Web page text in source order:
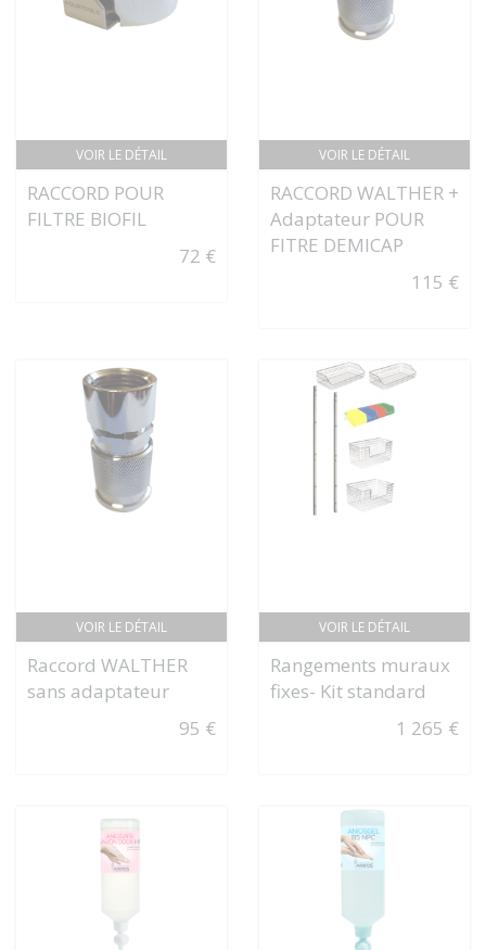
VOIR LE DÉTAIL
RACCORD POUR
FILTRE BIOFIL
72 €
VOIR LE DÉTAIL
RACCORD WALTHER +
Adaptateur POUR
FITRE DEMICAP
115 €
VOIR LE DÉTAIL
Raccord WALTHER
sans adaptateur
95 €
VOIR LE DÉTAIL
Rangements muraux
fixes- Kit standard
1 265 €